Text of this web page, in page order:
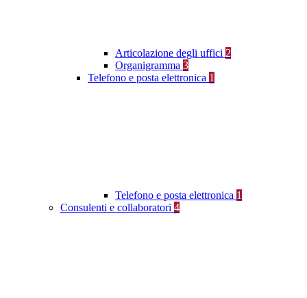
Articolazione degli uffici 2
Organigramma 3
Telefono e posta elettronica 1
Telefono e posta elettronica 1
Consulenti e collaboratori 4